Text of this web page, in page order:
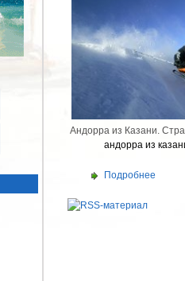
Андорра из Казани.
андорра из
Подробнее